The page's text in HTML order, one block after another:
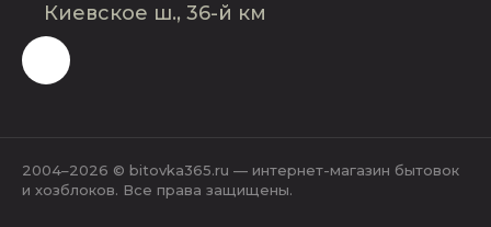
Киевское ш., 36-й км
2004–2026 © bitovka365.ru — интернет-магазин бытовок
и хозблоков. Все права защищены.